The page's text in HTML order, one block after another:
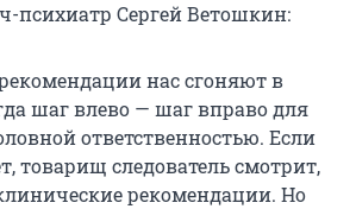
психиатр Сергей Ветошкин:
нас сгоняют в
шаг влево — шаг вправо для
ответственностью. Если
товарищ следователь смотрит,
рекомендации. Но